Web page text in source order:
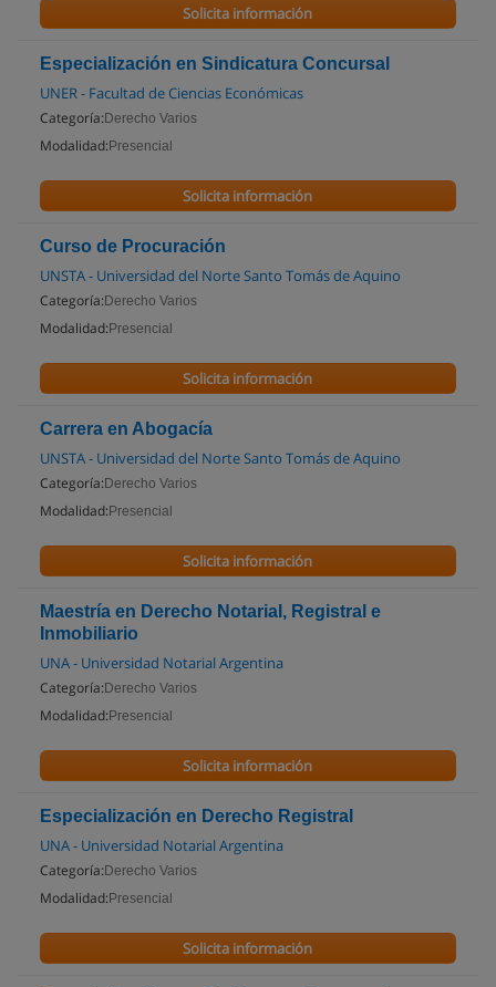
Solicita información
Especialización en Sindicatura Concursal
UNER - Facultad de Ciencias Económicas
Categoría: Derecho Varios
Modalidad: Presencial
Solicita información
Curso de Procuración
UNSTA - Universidad del Norte Santo Tomás de Aquino
Categoría: Derecho Varios
Modalidad: Presencial
Solicita información
Carrera en Abogacía
UNSTA - Universidad del Norte Santo Tomás de Aquino
Categoría: Derecho Varios
Modalidad: Presencial
Solicita información
Maestría en Derecho Notarial, Registral e
Inmobiliario
UNA - Universidad Notarial Argentina
Categoría: Derecho Varios
Modalidad: Presencial
Solicita información
Especialización en Derecho Registral
UNA - Universidad Notarial Argentina
Categoría: Derecho Varios
Modalidad: Presencial
Solicita información